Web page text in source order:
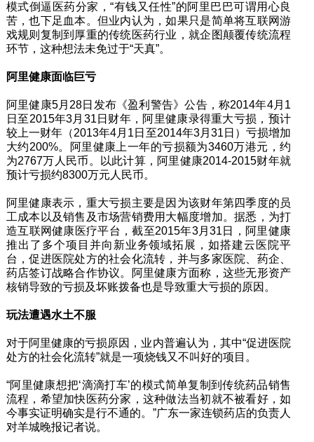
模式倒逼医药分家，“有钱又任性”的阿里巴巴可谓用心良
苦，也下足血本。但业内认为，如果只是简单将互联网游
戏规则复制到厚重的传统医药行业，就企图颠覆传统流程
环节，这种想法未免过于“天真”。
阿里健康面临巨亏
阿里健康5月28日发布《盈利警告》公告，称2014年4月1
日至2015年3月31日财年，阿里健康录得重大亏损，预计
较上一财年（2013年4月1日至2014年3月31日）亏损增加
大约200%。阿里健康上一年的亏损额为3460万港元，约
为2767万人民币。以此计算，阿里健康2014-2015财年就
预计亏损约8300万元人民币。
阿里健康表示，重大亏损主要是因为该财年第四季度的员
工成本以及销售及市场营销费用大幅度增加。据悉，为打
造互联网健康医疗平台，截至2015年3月31日，阿里健康
推出了多个项目并向新业务领域拓展，如搭建云医院平
台，促进医院处方的社会化流转，并与多家医院、药企、
药店签订战略合作协议。阿里健康方面称，这些无形资产
核销导致的亏损及坏账拨备也是导致重大亏损的原因。
玩法遭遇水土不服
对于阿里健康的亏损原因，业内普遍认为，其中“促进医院
处方的社会化流转”就是一项烧钱又不叫好的项目。
“阿里健康想把‘滴滴打车’的模式简单复制到传统药品销售
流程，希望加快医药分家，这种做法当初就不被看好，如
今事实证明确实是行不通的。”广东一家连锁药店的负责人
对羊城晚报记者说。